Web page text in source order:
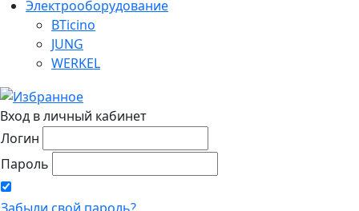
Электрооборудование
BTicino
JUNG
WERKEL
Вход в личный кабинет
Логин
Пароль